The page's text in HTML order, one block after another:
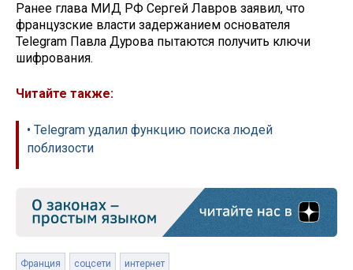
Ранее глава МИД РФ Сергей Лавров заявил, что
французские власти задержанием основателя
Telegram Павла Дурова пытаются получить ключи
шифрования.
Читайте также:
• Telegram удалил функцию поиска людей
поблизости
Франция соцсети интернет